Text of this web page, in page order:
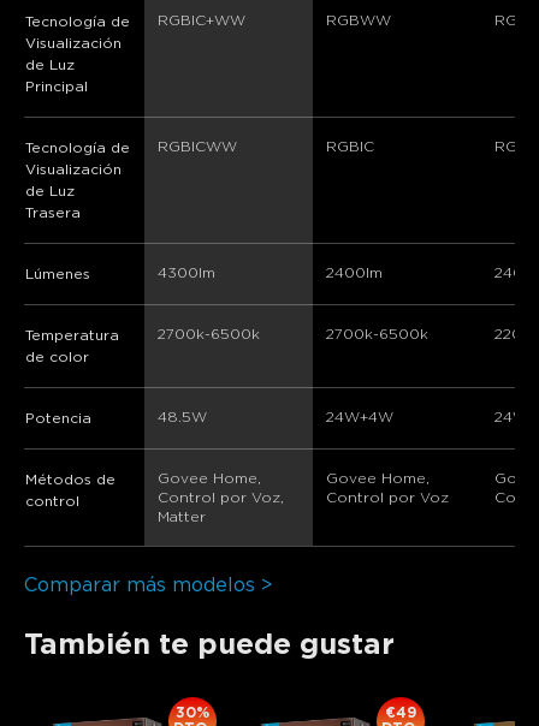
Tecnología de
Visualización
de Luz
Principal
RGBIC+WW RGBWW
Tecnología de
Visualización
de Luz
Trasera
RGBICWW RGBIC
Lúmenes 4300lm 2400lm
Temperatura
de color
2700k-6500k 2700k-6500k
Potencia 48.5W 24W+4W
Métodos de
control
Govee Home,
Control por Voz,
Matter
Govee Home,
Control por Voz
Comparar más modelos >
También te puede gustar
30%
€49